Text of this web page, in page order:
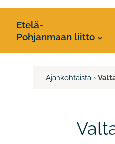
Etelä-
Pohjanmaan liitto
Ajankohtaista ›